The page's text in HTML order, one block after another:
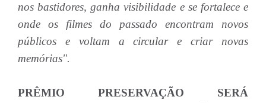
nos bastidores, ganha visibilidade e se fortalece e
onde os filmes do passado encontram novos
públicos e voltam a circular e criar novas
memórias".
PRÊMIO PRESERVAÇÃO SERÁ